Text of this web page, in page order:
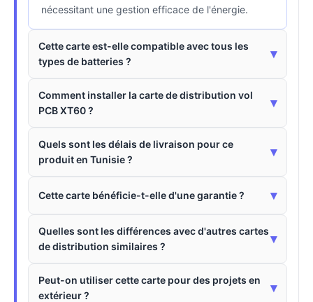
nécessitant une gestion efficace de l'énergie.
Cette carte est-elle compatible avec tous les
types de batteries ?
▾
Comment installer la carte de distribution vol
PCB XT60 ?
▾
Quels sont les délais de livraison pour ce
produit en Tunisie ?
▾
Cette carte bénéficie-t-elle d'une garantie ? ▾
Quelles sont les différences avec d'autres cartes
de distribution similaires ?
▾
Peut-on utiliser cette carte pour des projets en
extérieur ?
▾